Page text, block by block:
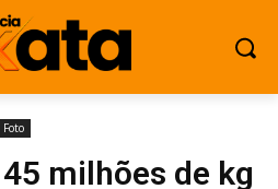
milhões de kg